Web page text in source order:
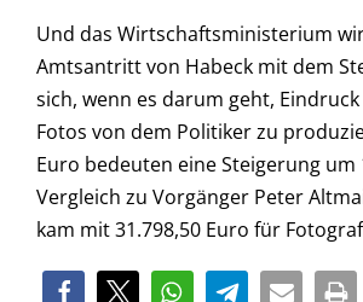
Und das Wirtschaftsministerium
Amtsantritt von Habeck mit dem
sich, wenn es darum geht,
Fotos von dem Politiker zu
Euro bedeuten eine Steigerung um
Vergleich zu Vorgänger Peter
kam mit 31.798,50 Euro für